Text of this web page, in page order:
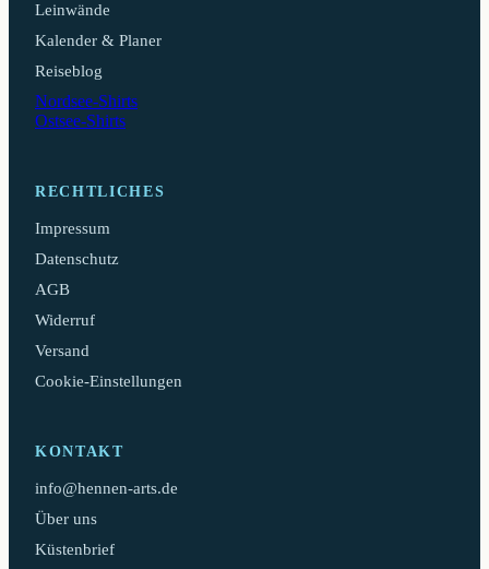
Leinwände
Kalender & Planer
Reiseblog
Nordsee-Shirts
Ostsee-Shirts
RECHTLICHES
Impressum
Datenschutz
AGB
Widerruf
Versand
Cookie-Einstellungen
KONTAKT
info@hennen-arts.de
Über uns
Küstenbrief